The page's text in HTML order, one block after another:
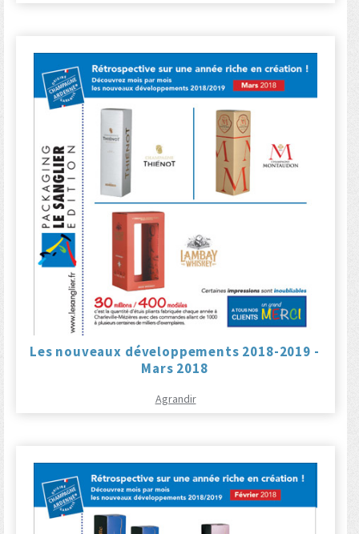
Les nouveaux développements 2018-2019 -
Mars 2018
Agrandir